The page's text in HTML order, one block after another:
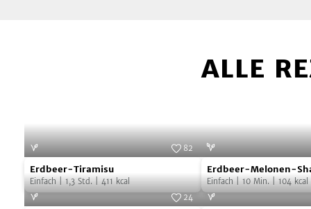
ALLE
Erdbeer-
Tiramisu
82
Erdbeer-Tiramisu
Einfach| 1,3 Std.| 411 kcal
Erdbeer-
Melonen-
Shake
Erdbeer-Melonen-
Einfach| 10 Min.| 104kcal
24